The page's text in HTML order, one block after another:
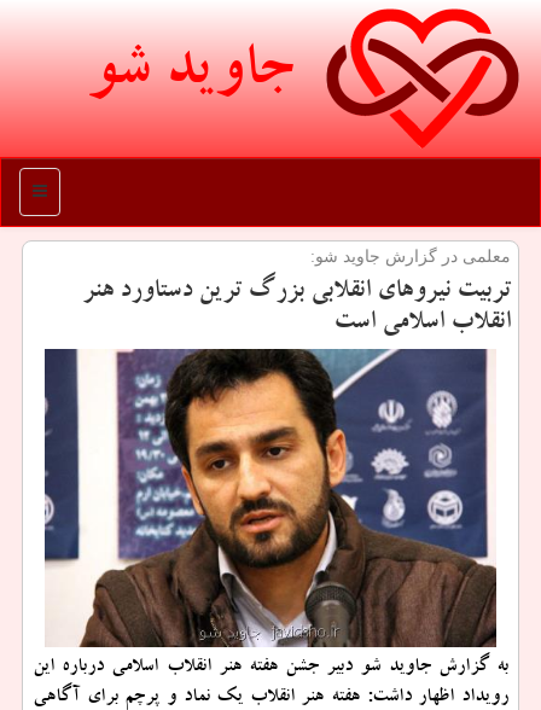
جاوید شو
منو
معلمی در گزارش جاوید شو:
تربیت نیروهای انقلابی بزرگ ترین دستاورد هنر
انقلاب اسلامی است
به گزارش جاوید شو دبیر جشن هفته هنر انقلاب اسلامی درباره این
رویداد اظهار داشت: هفته هنر انقلاب یك نماد و پرچم برای آگاهی